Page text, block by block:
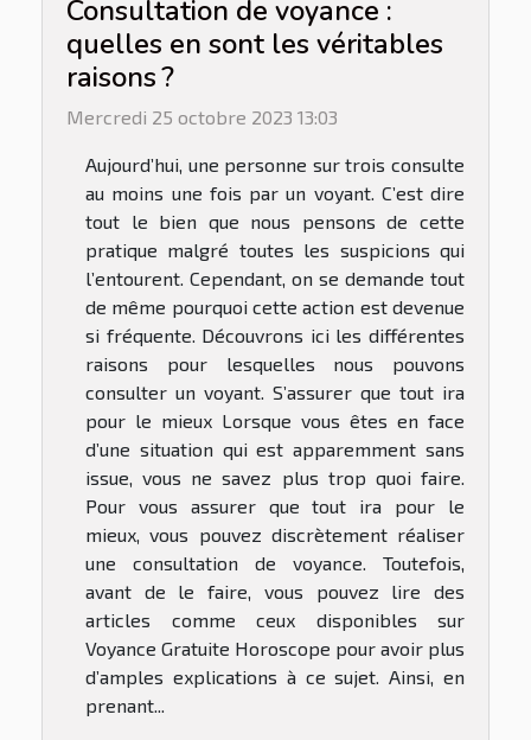
Consultation de voyance :
quelles en sont les véritables
raisons ?
Mercredi 25 octobre 2023 13:03
Aujourd’hui, une personne sur trois consulte
au moins une fois par un voyant. C’est dire
tout le bien que nous pensons de cette
pratique malgré toutes les suspicions qui
l’entourent. Cependant, on se demande tout
de même pourquoi cette action est devenue
si fréquente. Découvrons ici les différentes
raisons pour lesquelles nous pouvons
consulter un voyant. S’assurer que tout ira
pour le mieux Lorsque vous êtes en face
d’une situation qui est apparemment sans
issue, vous ne savez plus trop quoi faire.
Pour vous assurer que tout ira pour le
mieux, vous pouvez discrètement réaliser
une consultation de voyance. Toutefois,
avant de le faire, vous pouvez lire des
articles comme ceux disponibles sur
Voyance Gratuite Horoscope pour avoir plus
d’amples explications à ce sujet. Ainsi, en
prenant...